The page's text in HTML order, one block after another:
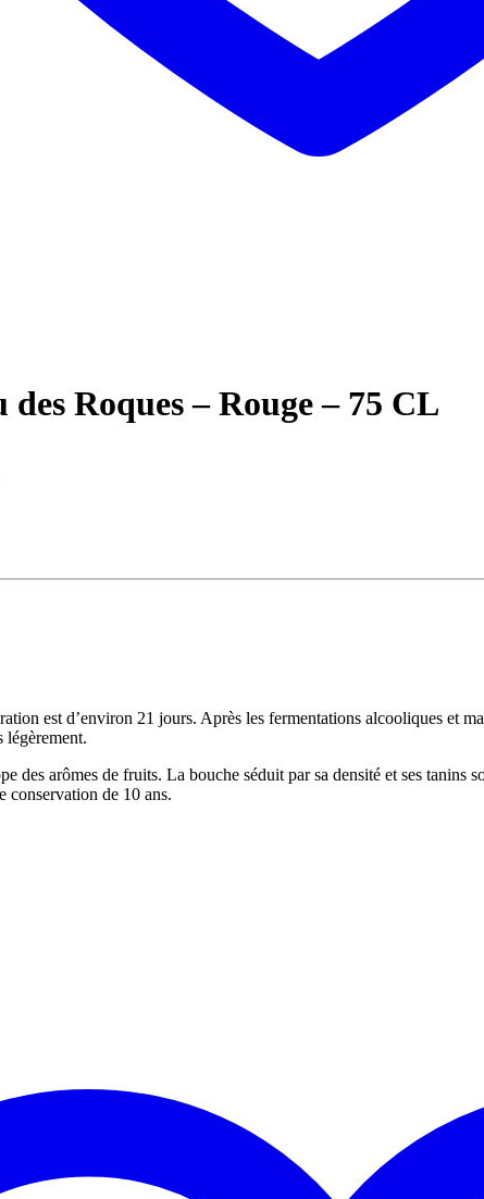
Roques – Rouge – 75 CL
est d’environ 21 jours. Après les fermentations alcooliques et
légèrement.
des arômes de fruits. La bouche séduit par sa densité et ses
conservation de 10 ans.